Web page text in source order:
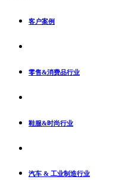
客户案例
零售&消费品行业
鞋服&时尚行业
汽车 & 工业制造行业